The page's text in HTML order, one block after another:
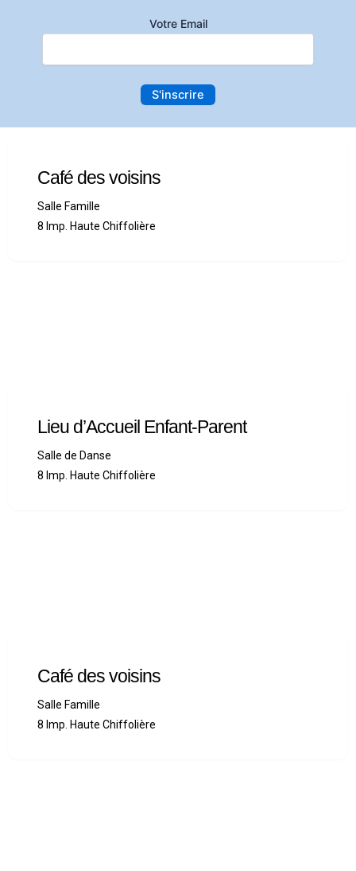
Café des voisins
Salle Famille
8 Imp. Haute Chiffolière
Lieu d’Accueil Enfant-Parent
Salle de Danse
8 Imp. Haute Chiffolière
Café des voisins
Salle Famille
8 Imp. Haute Chiffolière
Votre Email